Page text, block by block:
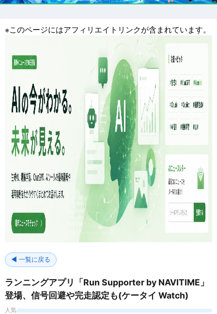
※このページにはアフィリエイトリンクが含まれています。
◀ 一覧に戻る
ランニングアプリ「Run Supporter by NAVITIME」
登場、信号回避や完走認定も(ケータイ Watch)
人気